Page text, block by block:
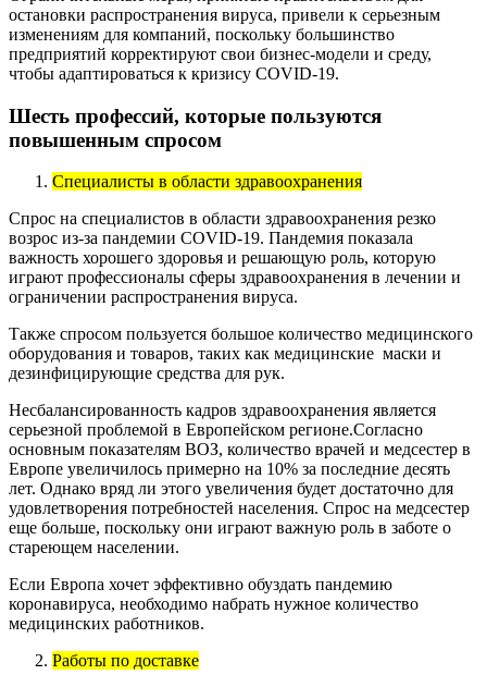
остановки распространения вируса, привели к серьезным
изменениям для компаний, поскольку большинство
предприятий корректируют свои бизнес-модели и среду,
чтобы адаптироваться к кризису COVID-19.
Шесть профессий, которые пользуются
повышенным спросом
Специалисты в области здравоохранения
Спрос на специалистов в области здравоохранения резко
возрос из-за пандемии COVID-19. Пандемия показала
важность хорошего здоровья и решающую роль, которую
играют профессионалы сферы здравоохранения в лечении и
ограничении распространения вируса.
Также спросом пользуется большое количество медицинского
оборудования и товаров, таких как медицинские маски и
дезинфицирующие средства для рук.
Несбалансированность кадров здравоохранения является
серьезной проблемой в Европейском регионе.Согласно
основным показателям ВОЗ, количество врачей и медсестер в
Европе увеличилось примерно на 10% за последние десять
лет. Однако вряд ли этого увеличения будет достаточно для
удовлетворения потребностей населения. Спрос на медсестер
еще больше, поскольку они играют важную роль в заботе о
стареющем населении.
Если Европа хочет эффективно обуздать пандемию
коронавируса, необходимо набрать нужное количество
медицинских работников.
Работы по доставке